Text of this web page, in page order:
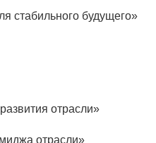
стабильного будущего»
отрасли»
отрасли»